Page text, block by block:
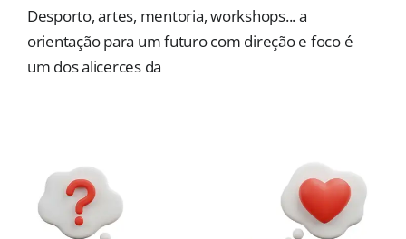
Desporto, artes, mentoria, workshops... a
orientação para um futuro com direção e foco é
um dos alicerces da